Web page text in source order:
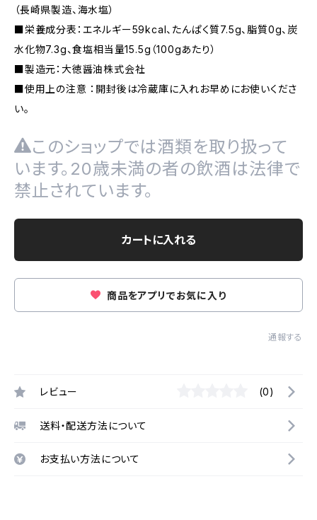
（長崎県製造、海水塩）
■栄養成分表：エネルギー59kcal、たんぱく質7.5g、脂質0g、炭
水化物7.3g、食塩相当量15.5g（100gあたり）
■製造元：大徳醤油株式会社
■使用上の注意 ：開封後は冷蔵庫に入れお早めにお使いくださ
い。
このショップでは酒類を取り扱って
います。20歳未満の者の飲酒は法律で
禁止されています。
カートに入れる
商品をアプリでお気に入り
通報する
レビュー (0)
送料・配送方法について
お支払い方法について